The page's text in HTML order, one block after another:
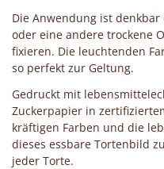
Die Anwendung ist
oder eine andere trockene
fixieren. Die leuchtenden
so perfekt zur Geltung.
Gedruckt mit
Zuckerpapier in
kräftigen Farben und die
dieses essbare Tortenbild
jeder Torte.